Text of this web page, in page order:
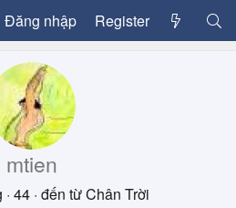
Đăng nhập Register
mtien
· 44 · đến từChân Trời